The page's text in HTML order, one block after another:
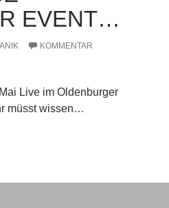
EVENT…
KOMMENTAR
Live im Oldenburger
müsst wissen…